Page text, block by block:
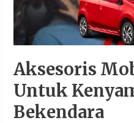
Aksesoris
Untuk
Bekendara
Bekendara